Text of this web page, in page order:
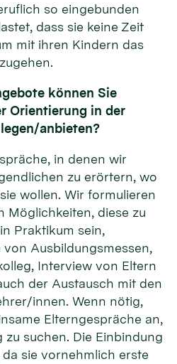
so eingebunden
dass sie keine Zeit
mit ihren Kindern das
können Sie
Orientierung in der
anbieten?
in denen wir
zu erörtern, wo
wollen. Wir formulieren
Möglichkeiten, diese zu
Praktikum sein,
Ausbildungsmessen,
Interview von Eltern
der Austausch mit den
innen. Wenn nötig,
Elterngespräche an,
suchen. Die Einbindung
sie vornehmlich erste